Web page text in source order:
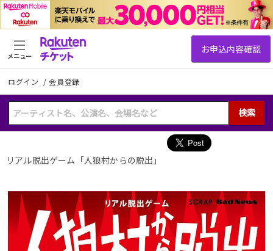
ログイン /会員登録
検索
メニュー
リアル脱出ゲーム「人狼村からの脱出」